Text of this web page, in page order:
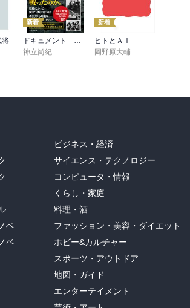
将
新着
神立尚紀
新着
ヒトとＡＩ
岡野原大輔
ベ
ベ
ビジネス・経済
サイエンス・テクノロジー
コンピュータ・情報
くらし・家庭
料理・酒
ファッション・美容・ダイエット
ホビー&カルチャー
スポーツ・アウトドア
地図・ガイド
エンターテイメント